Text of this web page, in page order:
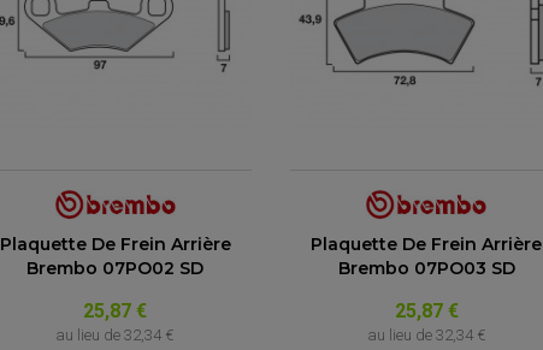
Plaquette De Frein Arrière
Brembo 07PO02 SD
25,87 €
au lieu de32,34 €
Plaquette De Frein Arrière
Brembo 07PO03 SD
25,87 €
au lieu de 32,34 €